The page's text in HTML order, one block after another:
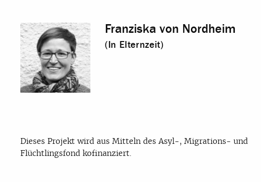
Franziska von Nordheim
(In Elternzeit)
Dieses Projekt wird aus Mitteln des Asyl-, Migrations- und
Flüchtlingsfond kofinanziert.